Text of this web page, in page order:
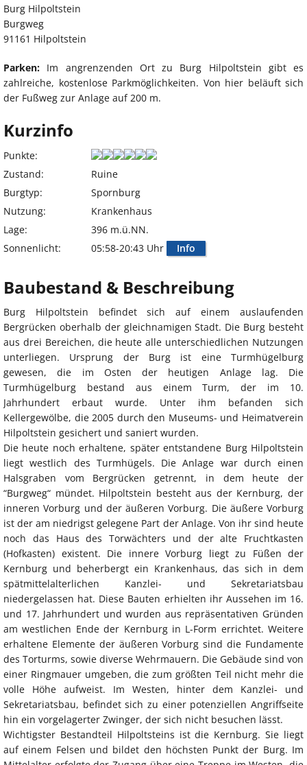
Burg Hilpoltstein
Burgweg
91161 Hilpoltstein
Parken: Im angrenzenden Ort zu Burg Hilpoltstein gibt es
zahlreiche, kostenlose Parkmöglichkeiten. Von hier beläuft sich
der Fußweg zur Anlage auf 200 m.
Kurzinfo
Punkte:
Zustand:
Ruine
Burgtyp:
Spornburg
Nutzung:
Krankenhaus
Lage:
396 m.ü.NN.
Sonnenlicht:
05:58-20:43 Uhr Info
Baubestand & Beschreibung
Burg Hilpoltstein befindet sich auf einem auslaufenden
Bergrücken oberhalb der gleichnamigen Stadt. Die Burg besteht
aus drei Bereichen, die heute alle unterschiedlichen Nutzungen
unterliegen. Ursprung der Burg ist eine Turmhügelburg
gewesen, die im Osten der heutigen Anlage lag. Die
Turmhügelburg bestand aus einem Turm, der im 10.
Jahrhundert erbaut wurde. Unter ihm befanden sich
Kellergewölbe, die 2005 durch den Museums- und Heimatverein
Hilpoltstein gesichert und saniert wurden.
Die heute noch erhaltene, später entstandene Burg Hilpoltstein
liegt westlich des Turmhügels. Die Anlage war durch einen
Halsgraben vom Bergrücken getrennt, in dem heute der
“Burgweg“ mündet. Hilpoltstein besteht aus der Kernburg, der
inneren Vorburg und der äußeren Vorburg. Die äußere Vorburg
ist der am niedrigst gelegene Part der Anlage. Von ihr sind heute
noch das Haus des Torwächters und der alte Fruchtkasten
(Hofkasten) existent. Die innere Vorburg liegt zu Füßen der
Kernburg und beherbergt ein Krankenhaus, das sich in dem
spätmittelalterlichen Kanzlei- und Sekretariatsbau
niedergelassen hat. Diese Bauten erhielten ihr Aussehen im 16.
und 17. Jahrhundert und wurden aus repräsentativen Gründen
am westlichen Ende der Kernburg in L-Form errichtet. Weitere
erhaltene Elemente der äußeren Vorburg sind die Fundamente
des Torturms, sowie diverse Wehrmauern. Die Gebäude sind von
einer Ringmauer umgeben, die zum größten Teil nicht mehr die
volle Höhe aufweist. Im Westen, hinter dem Kanzlei- und
Sekretariatsbau, befindet sich zu einer potenziellen Angriffseite
hin ein vorgelagerter Zwinger, der sich nicht besuchen lässt.
Wichtigster Bestandteil Hilpoltsteins ist die Kernburg. Sie liegt
auf einem Felsen und bildet den höchsten Punkt der Burg. Im